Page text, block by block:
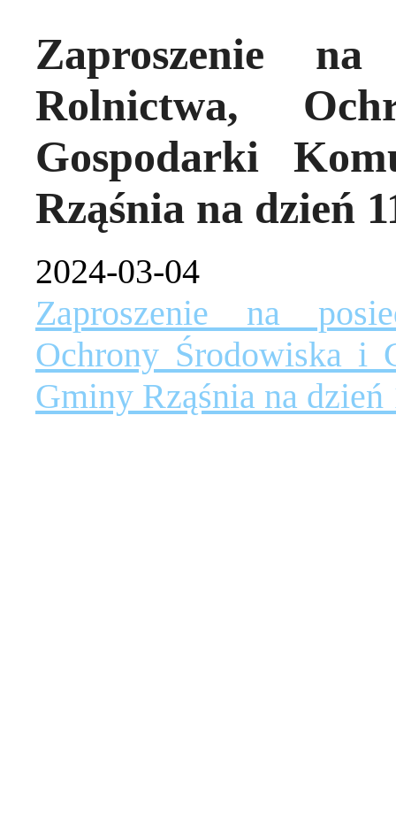
Zaproszenie
Rolnictwa,
Gospodarki
Rząśnia na dzień
2024-03-04
Zaproszenie na
Ochrony Środowiska i
Gminy Rząśnia na dzień